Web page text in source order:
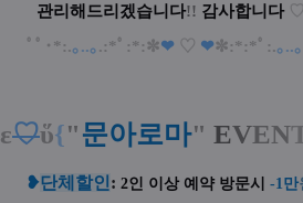
관리해드리겠습니다!! 감사합니다 ♡
ﾟﾟ･*:.｡..｡.:*ﾟ:*:✼❤ ♡ ❤✼:*:*ﾟ:.｡..｡
ε♡ὕ{"문아로마" EVEN
❥단체할인 : 2인 이상 예약 방문시 -1 만